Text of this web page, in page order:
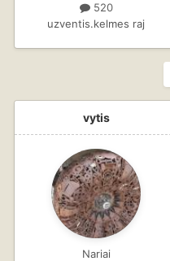
520
uzventis.kelmes raj
vytis
Nariai